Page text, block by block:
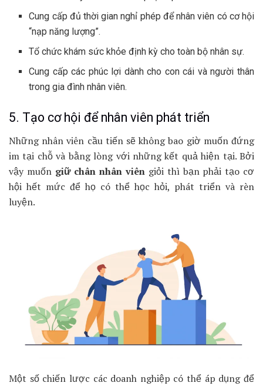
Cung cấp đủ thời gian nghỉ phép để nhân viên có cơ hội
“nạp năng lượng”.
Tổ chức khám sức khỏe định kỳ cho toàn bộ nhân sự.
Cung cấp các phúc lợi dành cho con cái và người thân
trong gia đình nhân viên.
5. Tạo cơ hội để nhân viên phát triển
Những nhân viên cầu tiến sẽ không bao giờ muốn đứng
im tại chỗ và bằng lòng với những kết quả hiện tại. Bởi
vậy muốn giữ chân nhân viên giỏi thì bạn phải tạo cơ
hội hết mức để họ có thể học hỏi, phát triển và rèn
luyện.
Một số chiến lược các doanh nghiệp có thể áp dụng để